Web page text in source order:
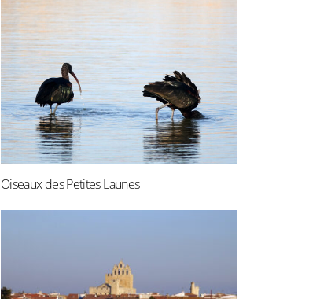
Oiseaux des Petites Launes